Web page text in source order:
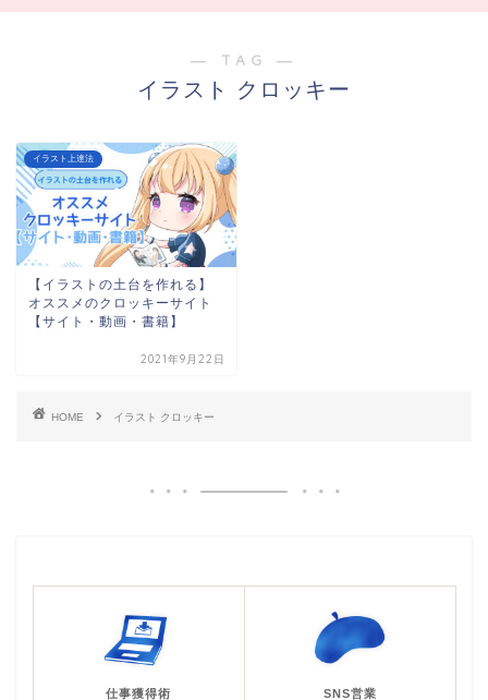
― TAG ―
イラスト クロッキー
イラスト上達法
【イラストの土台を作れる】
オススメのクロッキーサイト
【サイト・動画・書籍】
2021年9月22日
HOME イラスト クロッキー
仕事獲得術 SNS営業